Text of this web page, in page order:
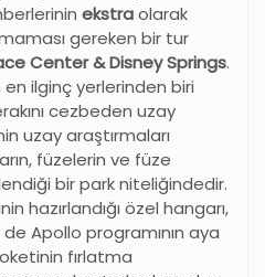
ekstraolarak
gereken bir tur
Center & Disney Springs.
en ilginç yerlerinden biri
cezbeden uzay
uzay araştırmaları
füzelerin ve füze
bir park niteliğindedir.
hazırlandığı özel hangarı,
Apollo programının aya
fırlatma